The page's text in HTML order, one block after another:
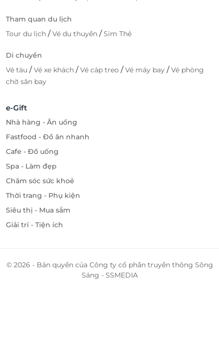
Tham quan du lịch
Tour du lịch /Vé du thuyền /Sim Thẻ
Di chuyển
Vé tàu /Vé xe khách /Vé cáp treo /Vé máy bay /Vé phòng
chờ sân bay
e-Gift
Nhà hàng - Ăn uống
Fastfood - Đồ ăn nhanh
Cafe - Đồ uống
Spa - Làm đẹp
Chăm sóc sức khoẻ
Thời trang - Phụ kiện
Siêu thị - Mua sắm
Giải trí - Tiện ích
© 2026 - Bản quyền của Công ty cổ phần truyền thông Sông
Sáng - SSMEDIA